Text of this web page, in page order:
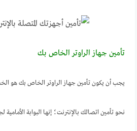
تأمين جهاز الراوتر الخاص بك
يجب أن يكون تأمين جهاز الراوتر الخاص بك هو
نحو تأمين اتصالك بالإنترنت؛ إنها البوابة الأمامية